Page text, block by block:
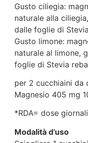
Gusto ciliegia:
naturale alla
dalle foglie di
Gusto limone:
naturale al limone,
foglie di Stevia
per 2 cucchiaini da
Magnesio 405 mg
*RDA= dose
Modalità d’uso